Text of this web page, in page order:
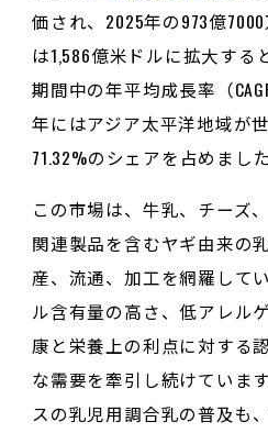
価され、2025年の973億
は1,586億米ドルに拡大する
期間中の年平均成長率（
年にはアジア太平洋地域が
71.32%のシェアを占めました
この市場は、牛乳、チーズ
関連製品を含むヤギ由来の
産、流通、加工を網羅して
ル含有量の高さ、低アレル
康と栄養上の利点に対する
な需要を牽引し続けていま
スの乳児用調合乳の普及も